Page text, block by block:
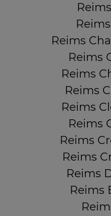
Reims
Reims
Reims
Reims
Reims
Reims
Reims
Reims
Reims
Reims